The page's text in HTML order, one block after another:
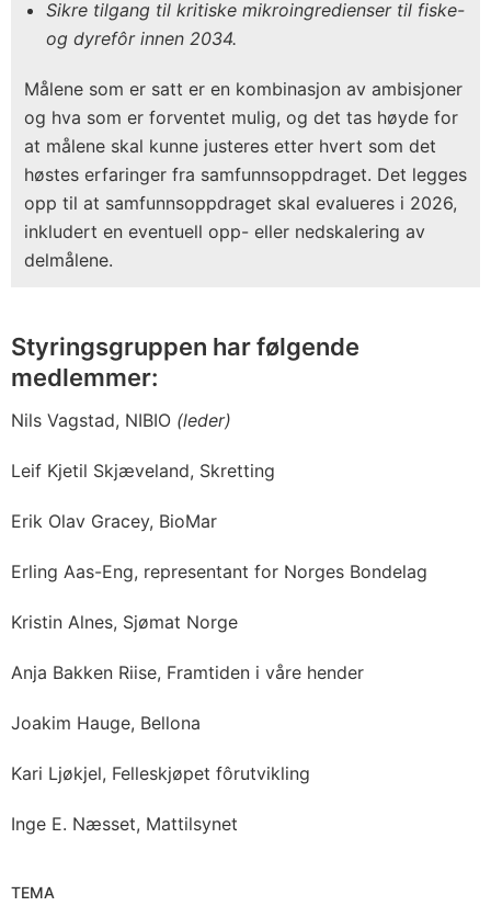
Sikre tilgang til kritiske mikroingredienser til fiske-
og dyrefôr innen 2034.
Målene som er satt er en kombinasjon av ambisjoner
og hva som er forventet mulig, og det tas høyde for
at målene skal kunne justeres etter hvert som det
høstes erfaringer fra samfunnsoppdraget. Det legges
opp til at samfunnsoppdraget skal evalueres i 2026,
inkludert en eventuell opp- eller nedskalering av
delmålene.
Styringsgruppen har følgende
medlemmer:
Nils Vagstad, NIBIO (leder)
Leif Kjetil Skjæveland, Skretting
Erik Olav Gracey, BioMar
Erling Aas-Eng, representant for Norges Bondelag
Kristin Alnes, Sjømat Norge
Anja Bakken Riise, Framtiden i våre hender
Joakim Hauge, Bellona
Kari Ljøkjel, Felleskjøpet fôrutvikling
Inge E. Næsset, Mattilsynet
TEMA